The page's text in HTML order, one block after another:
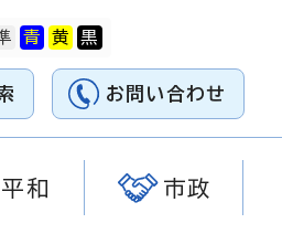
お問い合わせ
平和 市政